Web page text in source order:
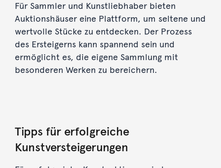
Für Sammler und Kunstliebhaber bieten
Auktionshäuser eine Plattform, um seltene und
wertvolle Stücke zu entdecken. Der Prozess
des Ersteigerns kann spannend sein und
ermöglicht es, die eigene Sammlung mit
besonderen Werken zu bereichern.
Tipps für erfolgreiche
Kunstversteigerungen